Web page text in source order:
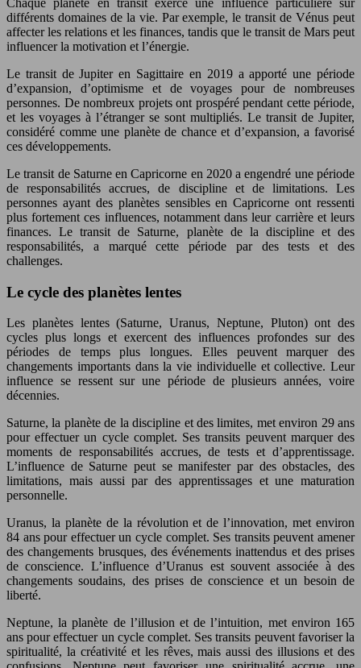
Chaque planète en transit exerce une influence particulière sur
différents domaines de la vie. Par exemple, le transit de Vénus peut
affecter les relations et les finances, tandis que le transit de Mars peut
influencer la motivation et l’énergie.
Le transit de Jupiter en Sagittaire en 2019 a apporté une période
d’expansion, d’optimisme et de voyages pour de nombreuses
personnes. De nombreux projets ont prospéré pendant cette période,
et les voyages à l’étranger se sont multipliés. Le transit de Jupiter,
considéré comme une planète de chance et d’expansion, a favorisé
ces développements.
Le transit de Saturne en Capricorne en 2020 a engendré une période
de responsabilités accrues, de discipline et de limitations. Les
personnes ayant des planètes sensibles en Capricorne ont ressenti
plus fortement ces influences, notamment dans leur carrière et leurs
finances. Le transit de Saturne, planète de la discipline et des
responsabilités, a marqué cette période par des tests et des
challenges.
Le cycle des planètes lentes
Les planètes lentes (Saturne, Uranus, Neptune, Pluton) ont des
cycles plus longs et exercent des influences profondes sur des
périodes de temps plus longues. Elles peuvent marquer des
changements importants dans la vie individuelle et collective. Leur
influence se ressent sur une période de plusieurs années, voire
décennies.
Saturne, la planète de la discipline et des limites, met environ 29 ans
pour effectuer un cycle complet. Ses transits peuvent marquer des
moments de responsabilités accrues, de tests et d’apprentissage.
L’influence de Saturne peut se manifester par des obstacles, des
limitations, mais aussi par des apprentissages et une maturation
personnelle.
Uranus, la planète de la révolution et de l’innovation, met environ
84 ans pour effectuer un cycle complet. Ses transits peuvent amener
des changements brusques, des événements inattendus et des prises
de conscience. L’influence d’Uranus est souvent associée à des
changements soudains, des prises de conscience et un besoin de
liberté.
Neptune, la planète de l’illusion et de l’intuition, met environ 165
ans pour effectuer un cycle complet. Ses transits peuvent favoriser la
spiritualité, la créativité et les rêves, mais aussi des illusions et des